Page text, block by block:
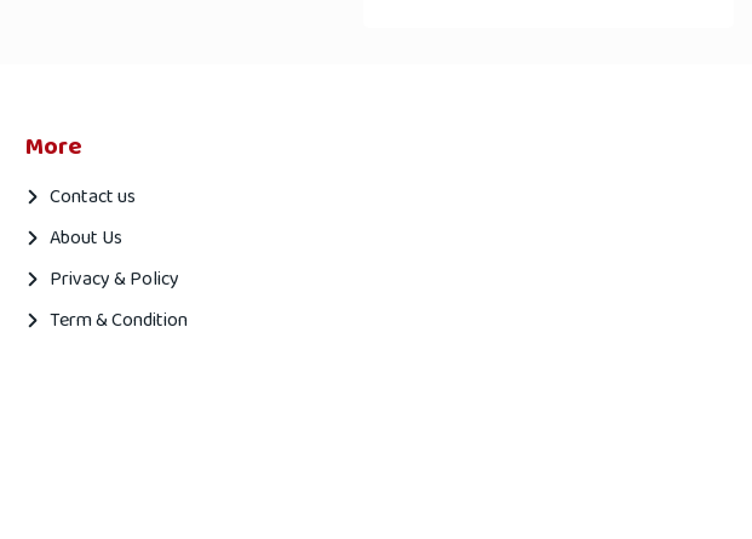
More
Contact us
About Us
Privacy & Policy
Term & Condition